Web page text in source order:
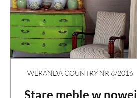
WERANDA COUNTRY NR 6/2016
Stare meble w nowej